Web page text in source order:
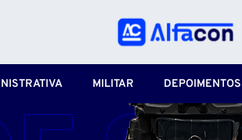
MILITAR DEPOIMENTOS